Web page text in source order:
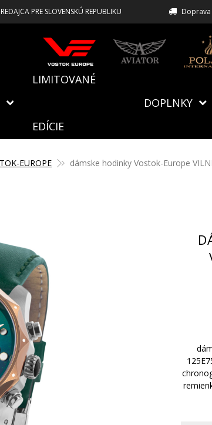
PRE SLOVENSKÚ REPUBLIKU
LIMITOVANÉ
EDÍCIE
DOPLNKY
EUROPE dámske hodinky Vostok-Europe